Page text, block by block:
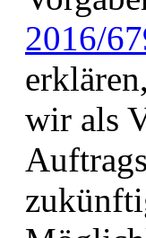
2016/
wir als